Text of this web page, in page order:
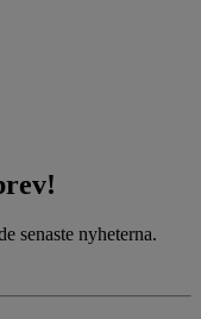
senaste nyheterna.